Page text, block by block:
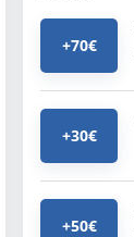
+70€
+30€
+50€